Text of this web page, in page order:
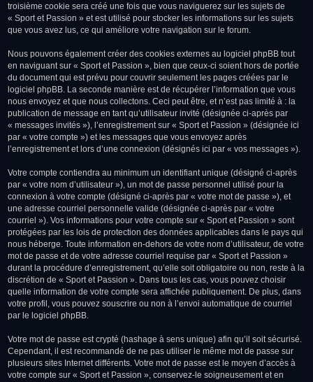
troisième cookie sera créé une fois que vous naviguerez sur les sujets de
« Sport et Passion » et est utilisé pour stocker les informations sur les sujets
que vous avez lus, ce qui améliore votre navigation sur le forum.
Nous pouvons également créer des cookies externes au logiciel phpBB tout
en naviguant sur « Sport et Passion », bien que ceux-ci soient hors de portée
du document qui est prévu pour couvrir seulement les pages créées par le
logiciel phpBB. La seconde manière est de récupérer l’information que vous
nous envoyez et que nous collectons. Ceci peut être, et n’est pas limité à : la
publication de message en tant qu’utilisateur invité (désignée ci-après par
« messages invités »), l’enregistrement sur « Sport et Passion » (désignée ici
par « votre compte ») et les messages que vous envoyez après
l’enregistrement et lors d’une connexion (désignés ici par « vos messages »).
Votre compte contiendra au minimum un identifiant unique (désigné ci-après
par « votre nom d’utilisateur »), un mot de passe personnel utilisé pour la
connexion à votre compte (désigné ci-après par « votre mot de passe »), et
une adresse courriel personnelle valide (désignée ci-après par « votre
courriel »). Vos informations pour votre compte sur « Sport et Passion » sont
protégées par les lois de protection des données applicables dans le pays qui
nous héberge. Toute information en-dehors de votre nom d’utilisateur, de votre
mot de passe et de votre adresse courriel requise par « Sport et Passion »
durant la procédure d’enregistrement, qu’elle soit obligatoire ou non, reste à la
discrétion de « Sport et Passion ». Dans tous les cas, vous pouvez choisir
quelle information de votre compte sera affichée publiquement. De plus, dans
votre profil, vous pouvez souscrire ou non à l’envoi automatique de courriel
par le logiciel phpBB.
Votre mot de passe est crypté (hashage à sens unique) afin qu’il soit sécurisé.
Cependant, il est recommandé de ne pas utiliser le même mot de passe sur
plusieurs sites Internet différents. Votre mot de passe est le moyen d’accès à
votre compte sur « Sport et Passion », conservez-le soigneusement et en